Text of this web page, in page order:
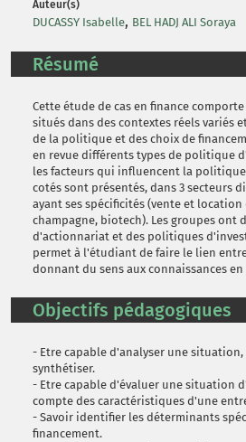
Auteur(s)
DUCASSY Isabelle, BEL HADJ ALI Soraya
Résumé
Cette étude de cas en finance
situés dans des contextes réels variés
de la politique et des choix de
en revue différents types de politique
les facteurs qui influencent la
cotés sont présentés, dans 3 secteurs
ayant ses spécificités (vente et
champagne, biotech). Les groupes ont
d'actionnariat et des politiques
permet à l'étudiant de faire le lien
donnant du sens aux connaissances
Objectifs pédagogiques
- Etre capable d'analyser une
synthétiser.
- Etre capable d'évaluer une situation
compte des caractéristiques d'une
- Savoir identifier les déterminants
financement.